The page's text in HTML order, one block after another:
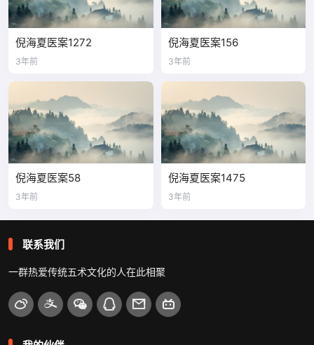
倪海夏医案1272
3年前
倪海夏医案156
3年前
倪海夏医案58
3年前
倪海夏医案1475
3年前
联系我们
一群热爱传统五术文化的人在此相聚